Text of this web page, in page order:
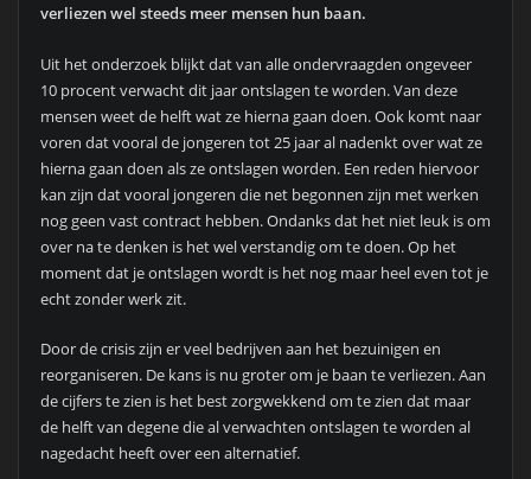
verliezen wel steeds meer mensen hun baan.
Uit het onderzoek blijkt dat van alle ondervraagden ongeveer
10 procent verwacht dit jaar ontslagen te worden. Van deze
mensen weet de helft wat ze hierna gaan doen. Ook komt naar
voren dat vooral de jongeren tot 25 jaar al nadenkt over wat ze
hierna gaan doen als ze ontslagen worden. Een reden hiervoor
kan zijn dat vooral jongeren die net begonnen zijn met werken
nog geen vast contract hebben. Ondanks dat het niet leuk is om
over na te denken is het wel verstandig om te doen. Op het
moment dat je ontslagen wordt is het nog maar heel even tot je
echt zonder werk zit.
Door de crisis zijn er veel bedrijven aan het bezuinigen en
reorganiseren. De kans is nu groter om je baan te verliezen. Aan
de cijfers te zien is het best zorgwekkend om te zien dat maar
de helft van degene die al verwachten ontslagen te worden al
nagedacht heeft over een alternatief.